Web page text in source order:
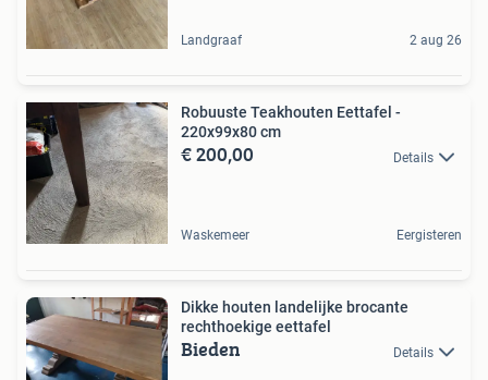
Landgraaf 2 aug 26
Robuuste Teakhouten Eettafel -
220x99x80 cm
€ 200,00 Details
Waskemeer Eergisteren
Dikke houten landelijke brocante
rechthoekige eettafel
Bieden Details